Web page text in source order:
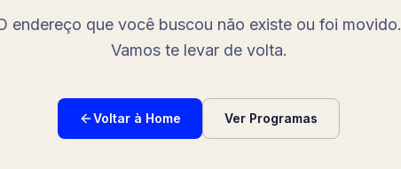
endereço que você buscou não existe ou foi movido.
Vamos te levar de volta.
Voltar à Home Ver Programas